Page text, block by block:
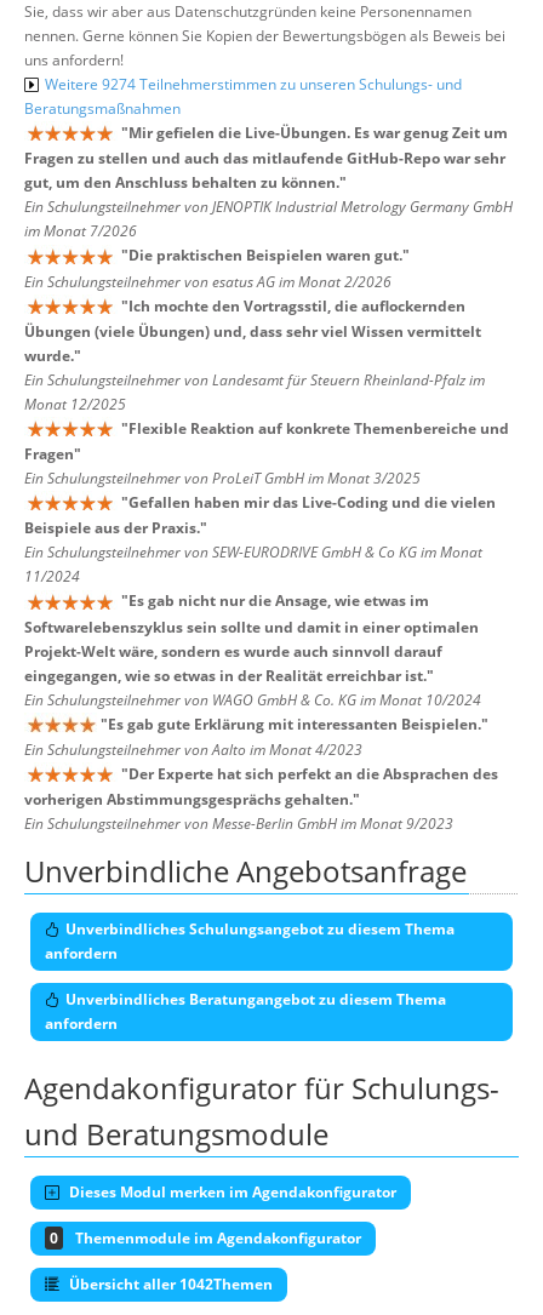
Sie, dass wir aber aus Datenschutzgründen keine Personennamen
nennen. Gerne können Sie Kopien der Bewertungsbögen als Beweis bei
uns anfordern!
Weitere 9274 Teilnehmerstimmen zu unseren Schulungs- und
Beratungsmaßnahmen
"Mir gefielen die Live-Übungen. Es war genug Zeit um
Fragen zu stellen und auch das mitlaufende GitHub-Repo war sehr
gut, um den Anschluss behalten zu können."
Ein Schulungsteilnehmer von JENOPTIK Industrial Metrology Germany GmbH
im Monat 7/2026
"Die praktischen Beispielen waren gut."
Ein Schulungsteilnehmer von esatus AG im Monat 2/2026
"Ich mochte den Vortragsstil, die auflockernden
Übungen (viele Übungen) und, dass sehr viel Wissen vermittelt
wurde."
Ein Schulungsteilnehmer von Landesamt für Steuern Rheinland-Pfalz im
Monat 12/2025
"Flexible Reaktion auf konkrete Themenbereiche und
Fragen"
Ein Schulungsteilnehmer von ProLeiT GmbH im Monat 3/2025
"Gefallen haben mir das Live-Coding und die vielen
Beispiele aus der Praxis."
Ein Schulungsteilnehmer von SEW-EURODRIVE GmbH & Co KG im Monat
11/2024
"Es gab nicht nur die Ansage, wie etwas im
Softwarelebenszyklus sein sollte und damit in einer optimalen
Projekt-Welt wäre, sondern es wurde auch sinnvoll darauf
eingegangen, wie so etwas in der Realität erreichbar ist."
Ein Schulungsteilnehmer von WAGO GmbH & Co. KG im Monat 10/2024
"Es gab gute Erklärung mit interessanten Beispielen."
Ein Schulungsteilnehmer von Aalto im Monat 4/2023
"Der Experte hat sich perfekt an die Absprachen des
vorherigen Abstimmungsgesprächs gehalten."
Ein Schulungsteilnehmer von Messe-Berlin GmbH im Monat 9/2023
Unverbindliche Angebotsanfrage
Unverbindliches Schulungsangebot zu diesem Thema
anfordern
Unverbindliches Beratungangebot zu diesem Thema
anfordern
Agendakonfigurator für Schulungs-
und Beratungsmodule
Dieses Modul merken im Agendakonfigurator
0 Themenmodule im Agendakonfigurator
Übersicht aller 1042Themen